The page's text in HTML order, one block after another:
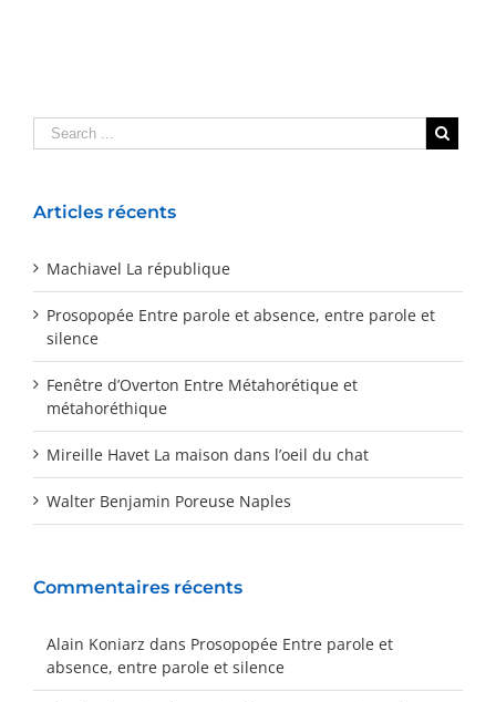
Articles récents
Machiavel La république
Prosopopée Entre parole et absence, entre parole et
silence
Fenêtre d’Overton Entre Métahorétique et
métahoréthique
Mireille Havet La maison dans l’oeil du chat
Walter Benjamin Poreuse Naples
Commentaires récents
Alain Koniarz dans Prosopopée Entre parole et
absence, entre parole et silence